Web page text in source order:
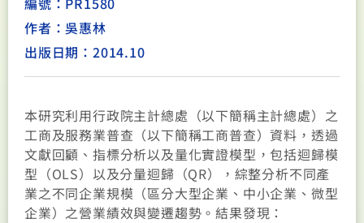
作者：吳惠林
出版日期：2014.10
本研究利用行政院主計總處（以下簡稱主計總處）之
工商及服務業普查（以下簡稱工商普查）資料，透過
文獻回顧、指標分析以及量化實證模型，包括迴歸模
型（OLS）以及分量迴歸（QR），綜整分析不同產
業之不同企業規模（區分大型企業、中小企業、微型
企業）之營業績效與變遷趨勢。結果發現：